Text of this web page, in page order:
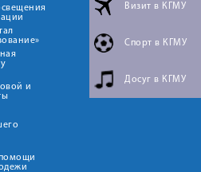
и
Визит в КГМУ
Спорт в КГМУ
Досуг в КГМУ